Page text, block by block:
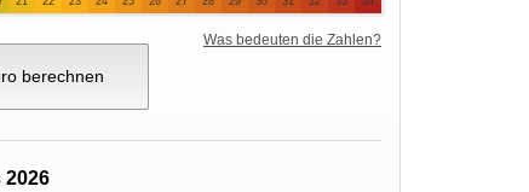
berechnen
Was bedeuten die Zahlen?
2026